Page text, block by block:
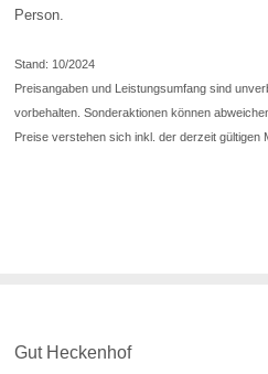
Person.
Stand: 10/2024
Preisangaben und Leistungsumfang sind
vorbehalten. Sonderaktionen können
Preise verstehen sich inkl. der derzeit gültigen
Gut Heckenhof